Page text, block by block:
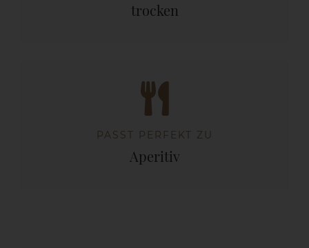
trocken
PASST PERFEKT ZU
Aperitiv